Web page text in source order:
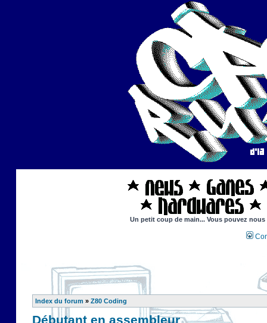
Un petit coup de main... Vous pouvez
Index du forum » Z80 Coding
Débutant en assembleur